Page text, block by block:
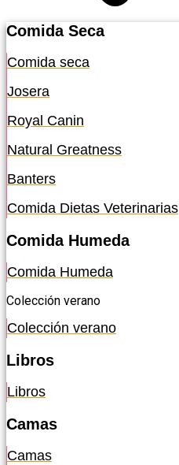
Comida Seca
Comida seca
Josera
Royal Canin
Natural Greatness
Banters
Comida Dietas Veterinarias
Comida Humeda
Comida Humeda
Colección verano
Colección verano
Libros
Libros
Camas
Camas